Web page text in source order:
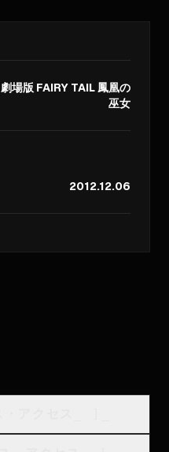
劇場版 FAIRY TAIL 鳳凰の
巫女
2012.12.06